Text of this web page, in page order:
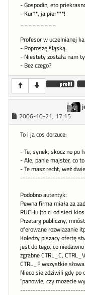
- Gospodin, eto
- Kur**, ja pier***!
Profesor w uczelnianej
- Poproszę śląską.
- Niestety została nam
- Bez czego?
2006-10-21, 17:15
To i ja cos dorzuce:
- Te, synek, skocz no po
- Ale, panie majster, co
- Te masz recht, weź
Podobno autentyk:
Pewna firma miała za
RUCHu (to ci od sieci
Przetarg publiczny,
oferowane rozwiazanie
Koledzy piszacy ofertę
jest do tego, co
zgrabne CTRL_C,
CTRL_F wszystkie
Nieco sie zdziwili gdy po
"panowie, czy mozecie